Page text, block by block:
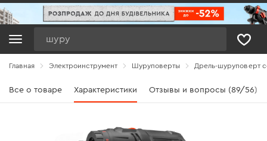
Главная Электроинструмент Шуруповерты Дрель-шуруповерт
Все о товаре Характеристики Отзывы и вопросы (89/56)